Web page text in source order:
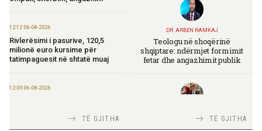
12:12 06-08-2026
Rivlerësimi i pasurive, 120,5
milionë euro kursime për
tatimpaguesit në shtatë muaj
12:09 06-08-2026
TË GJITHA
DR. ARBEN RAMKAJ
Teologu në shoqërinë
shqiptare: ndërmjet formimit
fetar dhe angazhimit publik
TIRANA DIPLOMATTË GJITHA